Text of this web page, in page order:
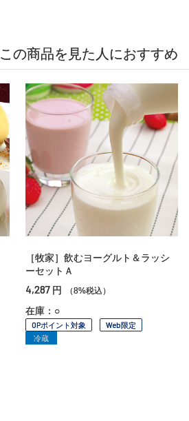
この商品を見た人におすすめ
［牧家］飲むヨーグルト＆ラッシ
ーセットＡ
4,287 円 （8%税込）
在庫：○
OPポイント対象
Web限定
冷蔵